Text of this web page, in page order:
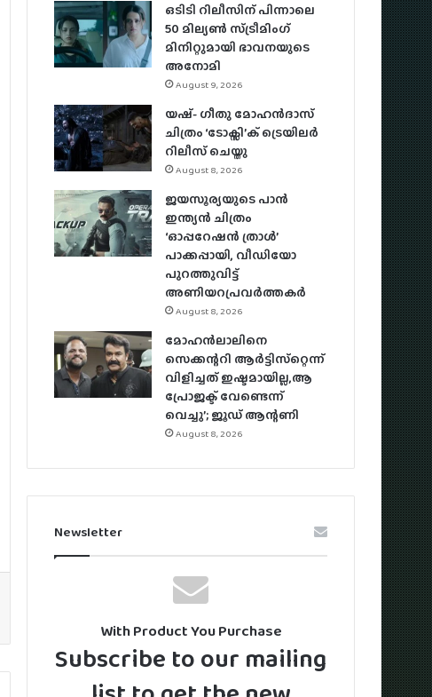
ഒടിടി റിലീസിന് പിന്നാലെ
50 മില്യൺ സ്ട്രീമിം​ഗ്
മിനിറ്റുമായി ഭാവനയുടെ
അനോമി
August 9, 2026
യഷ്- ​ഗീതു മോഹൻദാസ്
ചിത്രം ‘ടോക്സി’ക് ട്രെയിലർ
റിലീസ് ചെയ്തു
August 8, 2026
ജയസൂര്യയുടെ പാൻ
ഇന്ത്യൻ ചിത്രം
‘ഓപ്പറേഷൻ ത്രാൾ’
പാക്കപ്പായി, വീഡിയോ
പുറത്തുവിട്ട്
അണിയറപ്രവർത്തകർ
August 8, 2026
മോഹന്‍ലാലിനെ
സെക്കന്ററി ആര്‍ട്ടിസ്‌റ്റെന്ന്
വിളിച്ചത് ഇഷ്ടമായില്ല,ആ
പ്രോജക്ട് വേണ്ടെന്ന്
വെച്ചു’; ജൂഡ് ആന്റണി
August 8, 2026
Newsletter
With Product You Purchase
Subscribe to our mailing